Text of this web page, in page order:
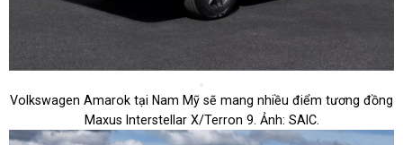
Volkswagen Amarok tại Nam Mỹ sẽ mang nhiều điểm tương đồng
Maxus Interstellar X/Terron 9. Ảnh: SAIC.